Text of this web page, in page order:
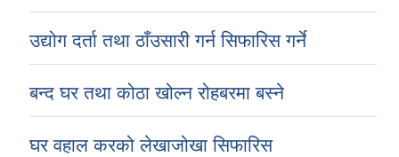
उद्योग दर्ता तथा ठाँउसारी गर्न सिफारिस गर्ने
बन्द घर तथा कोठा खोल्न रोहबरमा बस्ने
घर वहाल करको लेखाजोखा सिफारिस